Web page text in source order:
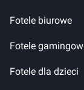
Fotele biurowe
Fotele
Fotele dla dzieci